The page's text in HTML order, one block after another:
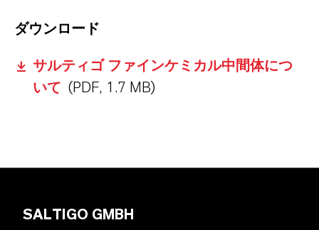
ダウンロード
サルティゴ ファインケミカル中間体につ
いて (PDF, 1.7 MB)
SALTIGO GMBH